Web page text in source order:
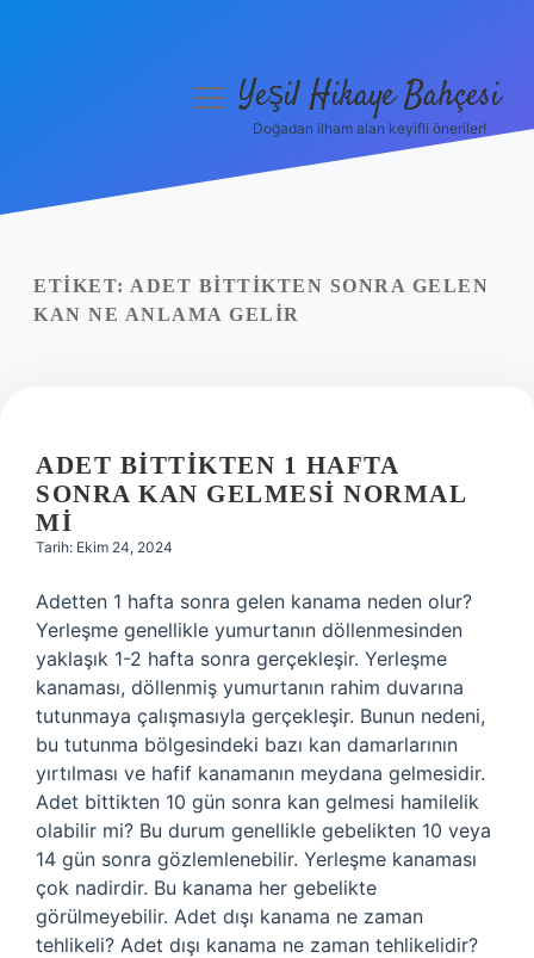
Yasal Uyarı
menüyüYeşil Hikaye Bahçesi
Doğadan ilham alan keyifli öneriler!
ETIKET: ADET BITTIKTEN SONRA GELEN
KAN NE ANLAMA GELIR
ADET BITTIKTEN 1 HAFTA
SONRA KAN GELMESI NORMAL
MI
Tarih: Ekim 24, 2024
Adetten 1 hafta sonra gelen kanama neden olur?
Yerleşme genellikle yumurtanın döllenmesinden
yaklaşık 1-2 hafta sonra gerçekleşir. Yerleşme
kanaması, döllenmiş yumurtanın rahim duvarına
tutunmaya çalışmasıyla gerçekleşir. Bunun nedeni,
bu tutunma bölgesindeki bazı kan damarlarının
yırtılması ve hafif kanamanın meydana gelmesidir.
Adet bittikten 10 gün sonra kan gelmesi hamilelik
olabilir mi? Bu durum genellikle gebelikten 10 veya
14 gün sonra gözlemlenebilir. Yerleşme kanaması
çok nadirdir. Bu kanama her gebelikte
görülmeyebilir. Adet dışı kanama ne zaman
tehlikeli? Adet dışı kanama ne zaman tehlikelidir?